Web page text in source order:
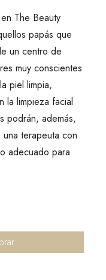
The Beauty
papás que
un centro de
muy conscientes
piel limpia,
la limpieza facial
podrán, además,
terapeuta con
adecuado para